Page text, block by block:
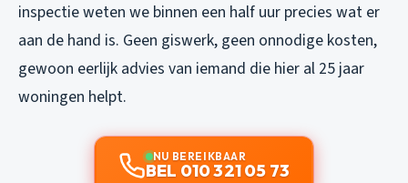
inspectie weten we binnen een half uur precies wat er
aan de hand is. Geen giswerk, geen onnodige kosten,
gewoon eerlijk advies van iemand die hier al 25 jaar
woningen helpt.
NU BEREIKBAAR
BEL 010 321 05 73